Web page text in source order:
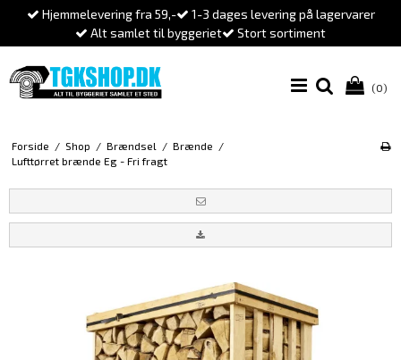
Hjemmelevering fra 59,-
1-3 dages levering på lagervarer
Alt samlet til byggeriet
Stort sortiment
(0)
Forside / Shop / Brændsel / Brænde /
Lufttørret brænde Eg - Fri fragt